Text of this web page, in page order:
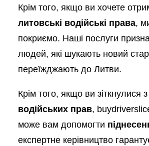
Крім того, якщо ви хочете
литовські водійські права,
покриємо. Наші послуги
людей, які шукають новий
переїжджають до Литви.
Крім того, якщо ви зіткнулися
водійських прав,
може вам допомогти
експертне керівництво